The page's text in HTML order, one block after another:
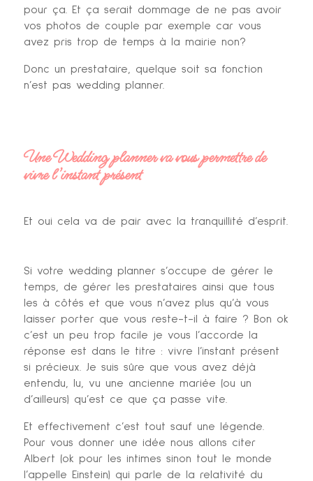
pour ça. Et ça serait dommage de ne pas avoir
vos photos de couple par exemple car vous
avez pris trop de temps à la mairie non?
Donc un prestataire, quelque soit sa fonction
n’est pas wedding planner.
Une Wedding planner va vous permettre de
vivre l’instant présent
Et oui cela va de pair avec la tranquillité d’esprit.
Si votre wedding planner s’occupe de gérer le
temps, de gérer les prestataires ainsi que tous
les à côtés et que vous n’avez plus qu’à vous
laisser porter que vous reste-t-il à faire ? Bon ok
c’est un peu trop facile je vous l’accorde la
réponse est dans le titre : vivre l’instant présent
si précieux. Je suis sûre que vous avez déjà
entendu, lu, vu une ancienne mariée (ou un
d’ailleurs) qu’est ce que ça passe vite.
Et effectivement c’est tout sauf une légende.
Pour vous donner une idée nous allons citer
Albert (ok pour les intimes sinon tout le monde
l’appelle Einstein) qui parle de la relativité du